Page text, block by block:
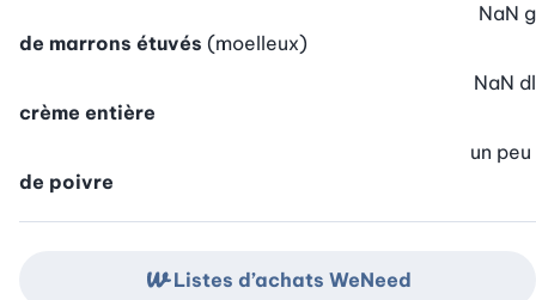
de marrons étuvés (moelleux)
NaN g
crème entière
NaN dl
de poivre
un peu
Listes d’achats WeNeed